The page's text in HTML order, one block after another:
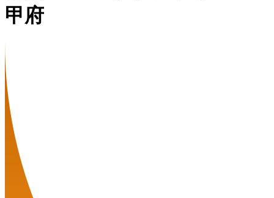
甲府